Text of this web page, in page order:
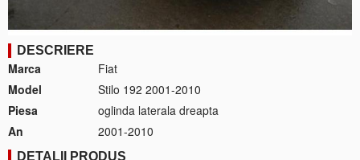
DESCRIERE
Marca
Fiat
Model
Stilo 192 2001-2010
Piesa
oglinda laterala dreapta
An
2001-2010
DETALII PRODUS